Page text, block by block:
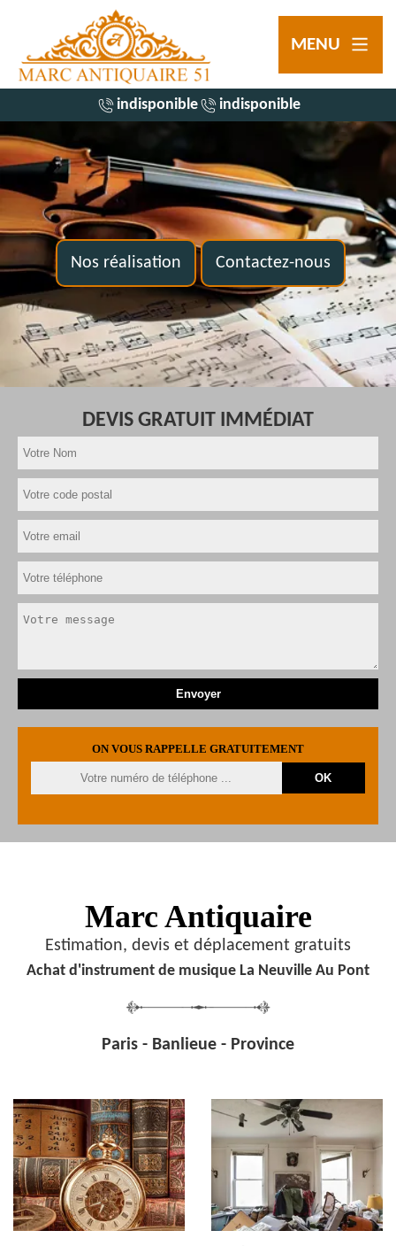
MENU
indisponible indisponible
Nos réalisation Contactez-nous
DEVIS GRATUIT IMMÉDIAT
ON VOUS RAPPELLE GRATUITEMENT
Marc Antiquaire
Estimation, devis et déplacement gratuits
Achat d'instrument de musique La Neuville Au Pont
Paris - Banlieue - Province